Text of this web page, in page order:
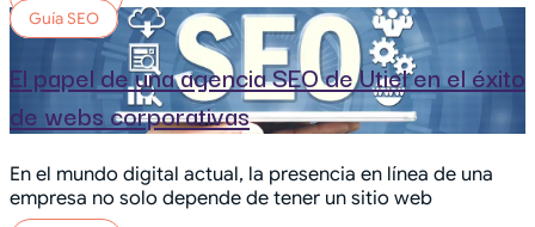
Guía SEO
El papel de una agencia SEO de Utiel en el éxito
de webs corporativas
En el mundo digital actual, la presencia en línea de una
empresa no solo depende de tener un sitio web